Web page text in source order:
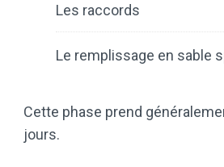
Les raccords
Le remplissage en sable
Cette phase prend
jours.